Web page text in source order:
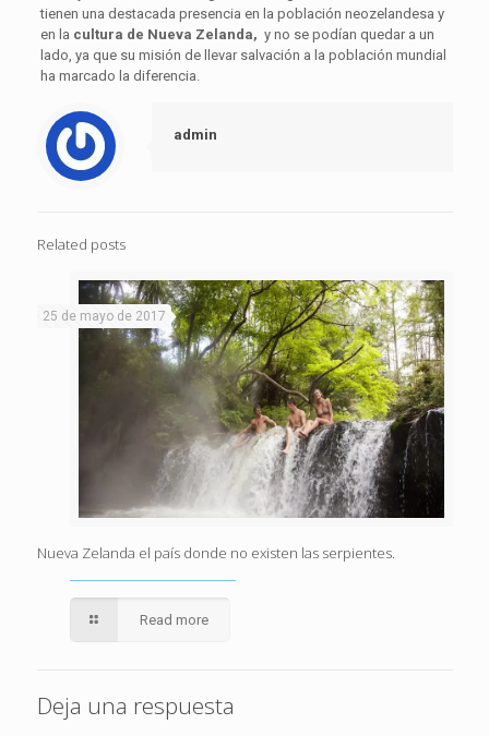
tienen una destacada presencia en la población neozelandesa y
en la cultura de Nueva Zelanda, y no se podían quedar a un
lado, ya que su misión de llevar salvación a la población mundial
ha marcado la diferencia.
admin
Related posts
25 de mayo de 2017
Nueva Zelanda el país donde no existen las serpientes.
Read more
Deja una respuesta